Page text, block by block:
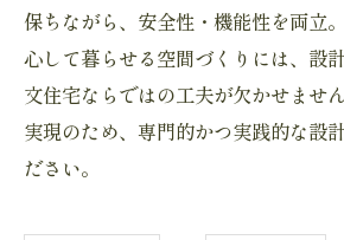
保ちながら、安全性・機能性を両立
心して暮らせる空間づくりには、設
文住宅ならではの工夫が欠かせませ
実現のため、専門的かつ実践的な設
ださい。